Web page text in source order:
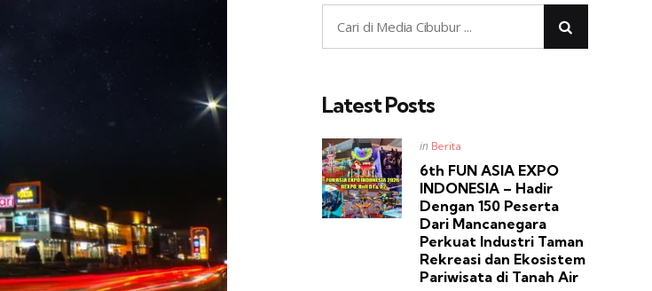
Latest Posts
Posted
in
in Berita
6th FUN ASIA EXPO
INDONESIA – Hadir
Dengan 150 Peserta
Dari Mancanegara
Perkuat Industri Taman
Rekreasi dan Ekosistem
Pariwisata di Tanah Air